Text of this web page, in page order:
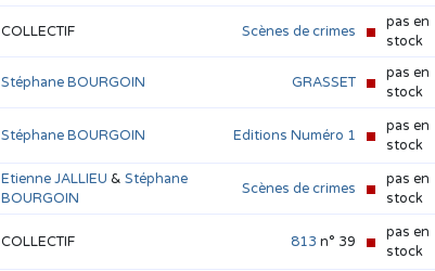
COLLECTIF Scènes de crimes
pas en
stock
Stéphane BOURGOIN GRASSET
pas en
stock
Stéphane BOURGOIN Editions Numéro 1
pas en
stock
Etienne JALLIEU & Stéphane
BOURGOIN
Scènes de crimes
pas en
stock
COLLECTIF 813 n° 39
pas en
stock